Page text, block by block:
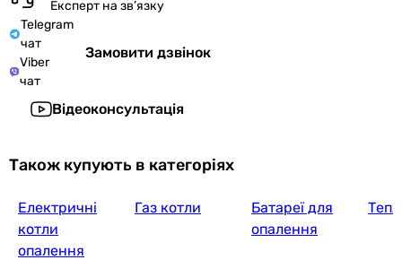
Експерт на зв’язку
Telegram
чат
Viber
чат
Замовити дзвінок
Відеоконсультація
Також купують в категоріях
Електричні
котли
опалення
Газ котли
Батареї для
опалення